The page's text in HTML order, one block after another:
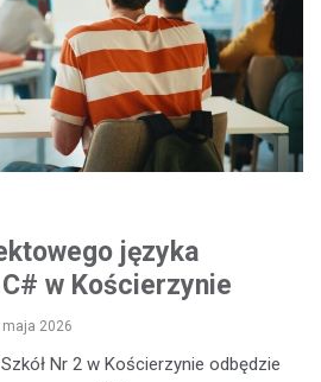
języka
w Kościerzynie
maja 2026
Nr 2 w Kościerzynie odbędzie